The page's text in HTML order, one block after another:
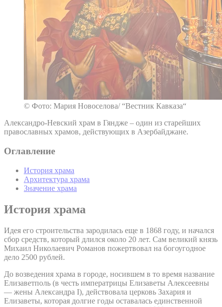
© Фото: Мария Новоселова/ “Вестник Кавказа“
Александро-Невский храм в Гяндже – один из старейших
православных храмов, действующих в Азербайджане.
Оглавление
История храма
Архитектура храма
Значение храма
История храма
Идея его строительства зародилась еще в 1868 году, и начался
сбор средств, который длился около 20 лет. Сам великий князь
Михаил Николаевич Романов пожертвовал на богоугодное
дело 2500 рублей.
До возведения храма в городе, носившем в то время название
Елизаветполь (в честь императрицы Елизаветы Алексеевны
— жены Александра I), действовала церковь Захария и
Елизаветы, которая долгие годы оставалась единственной